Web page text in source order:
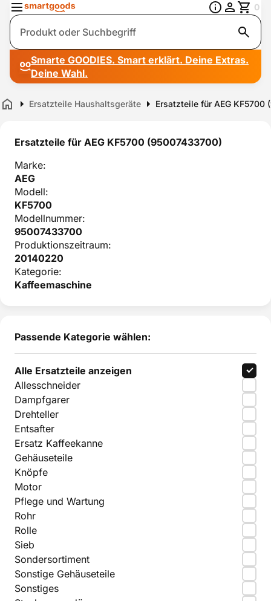
Suche
0
Smarte GOODIES. Smart erklärt. Deine Extras.
Deine Wahl.
Home Ersatzteile Haushaltsgeräte Ersatzteile für AEG KF5700
Ersatzteile für AEG KF5700 (95007433700)
Marke:
AEG
Modell:
KF5700
Modellnummer:
95007433700
Produktionszeitraum:
20140220
Kategorie:
Kaffeemaschine
Passende Kategorie wählen:
Alle Ersatzteile anzeigen
Allesschneider
Dampfgarer
Drehteller
Entsafter
Ersatz Kaffeekanne
Gehäuseteile
Knöpfe
Motor
Pflege und Wartung
Rohr
Rolle
Sieb
Sondersortiment
Sonstige Gehäuseteile
Sonstiges